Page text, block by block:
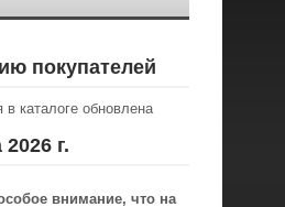
покупателей
каталоге обновлена
2026 г.
внимание, что на